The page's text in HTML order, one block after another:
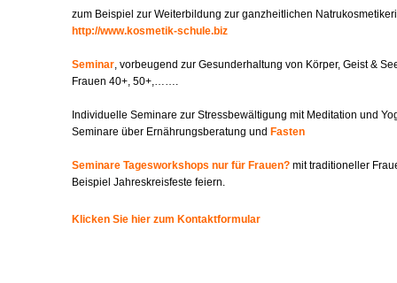
zum Beispiel zur Weiterbildung zur ganzheitlichen
http://www.kosmetik-schule.biz
Seminar, vorbeugend zur Gesunderhaltung von Körper, Geist &
Frauen 40+, 50+,…….
Individuelle Seminare zur Stressbewältigung mit Meditation und
Seminare über Ernährungsberatung und Fasten
Seminare Tagesworkshops nur für Frauen? mit traditioneller
Beispiel Jahreskreisfeste feiern.
Klicken Sie hier zum Kontaktformular